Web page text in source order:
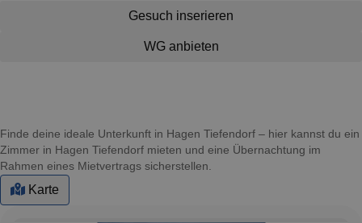
Gesuch inserieren
WG anbieten
Finde deine ideale Unterkunft in Hagen Tiefendorf – hier kannst du ein
Zimmer in Hagen Tiefendorf mieten und eine Übernachtung im
Rahmen eines Mietvertrags sicherstellen.
Karte